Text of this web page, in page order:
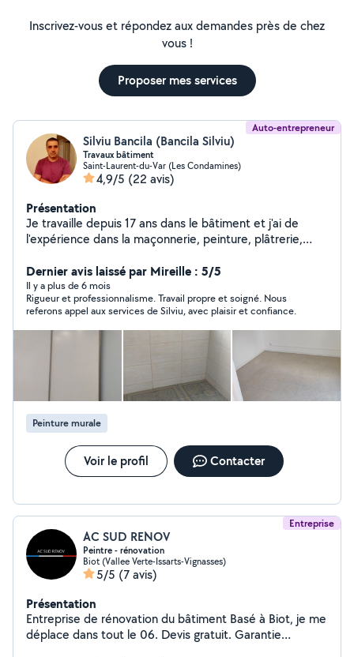
Inscrivez-vous et répondez aux demandes près de chez
vous !
Proposer mes services
Auto-entrepreneur
Silviu Bancila (Bancila Silviu)
Travaux bâtiment
Saint-Laurent-du-Var (Les Condamines)
4,9/5 (22 avis)
Présentation
Je travaille depuis 17 ans dans le bâtiment et j'ai de
l'expérience dans la maçonnerie, peinture, plâtrerie,
carrelage. Egalement je suis passionné et j'ai de
l'expérience dans la photographie.
Dernier avis laissé par Mireille : 5/5
Il y a plus de 6 mois
Rigueur et professionnalisme. Travail propre et soigné. Nous
referons appel aux services de Silviu, avec plaisir et confiance.
Peinture murale
Voir le profil Contacter
Entreprise
AC SUD RENOV
Peintre - rénovation
Biot (Vallee Verte-Issarts-Vignasses)
5/5 (7 avis)
Présentation
Entreprise de rénovation du bâtiment Basé à Biot, je me
déplace dans tout le 06. Devis gratuit. Garantie